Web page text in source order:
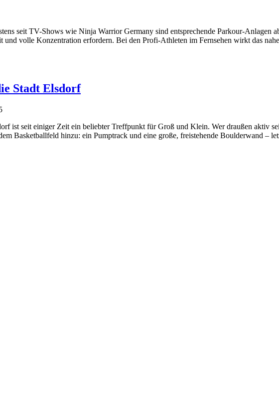
seit TV-Shows wie Ninja Warrior Germany sind entsprechende Parkour-Anlagen
volle Konzentration erfordern. Bei den Profi-Athleten im Fernsehen wirkt das
Stadt Elsdorf
ist seit einiger Zeit ein beliebter Treffpunkt für Groß und Klein. Wer draußen aktiv
Basketballfeld hinzu: ein Pumptrack und eine große, freistehende Boulderwand